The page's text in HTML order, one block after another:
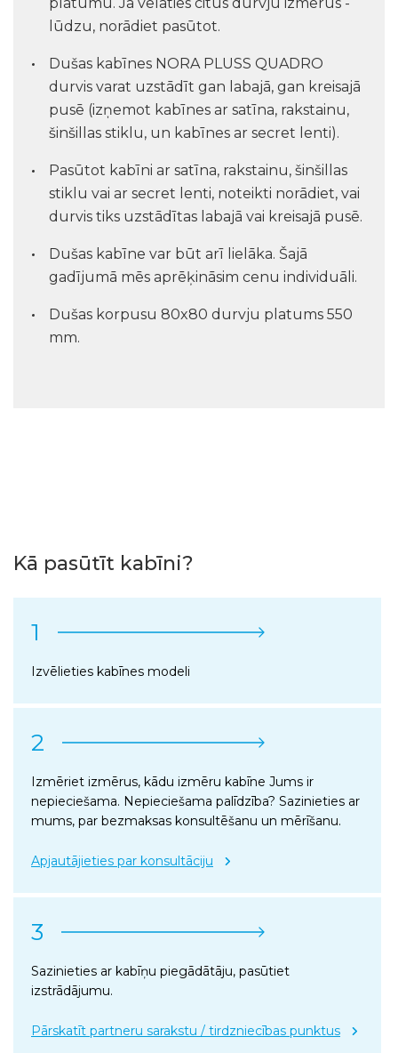
lūdzu, norādiet pasūtot.
Dušas kabīnes NORA PLUSS QUADRO
durvis varat uzstādīt gan labajā, gan kreisajā
pusē (izņemot kabīnes ar satīna, rakstainu,
šinšillas stiklu, un kabīnes ar secret lenti).
Pasūtot kabīni ar satīna, rakstainu, šinšillas
stiklu vai ar secret lenti, noteikti norādiet, vai
durvis tiks uzstādītas labajā vai kreisajā pusē.
Dušas kabīne var būt arī lielāka. Šajā
gadījumā mēs aprēķināsim cenu individuāli.
Dušas korpusu 80x80 durvju platums 550
mm.
Kā pasūtīt kabīni?
1
Izvēlieties kabīnes modeli
2
Izmēriet izmērus, kādu izmēru kabīne Jums ir
nepieciešama. Nepieciešama palīdzība? Sazinieties ar
mums, par bezmaksas konsultēšanu un mērīšanu.
Apjautājieties par konsultāciju
3
Sazinieties ar kabīņu piegādātāju, pasūtiet
izstrādājumu.
Pārskatīt partneru sarakstu / tirdzniecības punktus